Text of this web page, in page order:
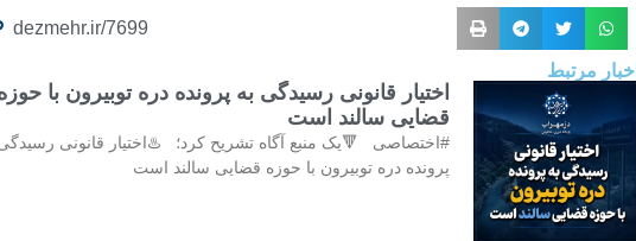
dezmehr.ir/7699
اخبار مرتبط
اختیار قانونی رسیدگی به پرونده دره توبیرون با
قضایی سالند است
#اختصاصی 🔻یک منبع آگاه تشریح کرد؛ ♨️اختیار قانونی
پرونده دره توبیرون با حوزه قضایی سالند است